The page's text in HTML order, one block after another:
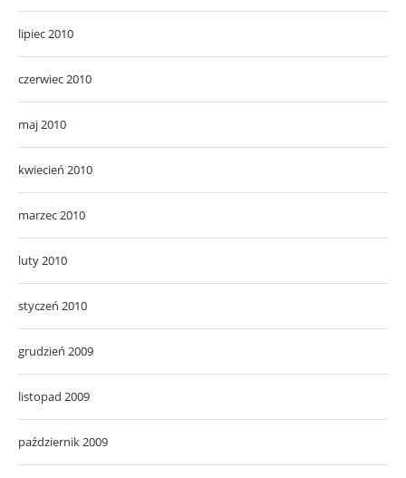
lipiec 2010
czerwiec 2010
maj 2010
kwiecień 2010
marzec 2010
luty 2010
styczeń 2010
grudzień 2009
listopad 2009
październik 2009